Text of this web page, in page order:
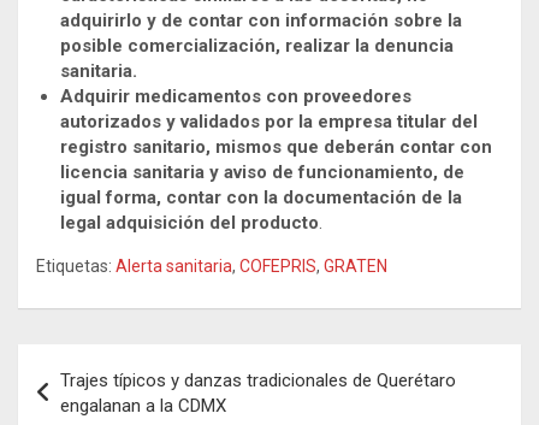
adquirirlo y de contar con información sobre la
posible comercialización, realizar la denuncia
sanitaria.
Adquirir medicamentos con proveedores
autorizados y validados por la empresa titular del
registro sanitario, mismos que deberán contar con
licencia sanitaria y aviso de funcionamiento, de
igual forma, contar con la documentación de la
legal adquisición del producto.
Etiquetas: Alerta sanitaria, COFEPRIS, GRATEN
de
Trajes típicos y danzas tradicionales de Querétaro
engalanan a la CDMX